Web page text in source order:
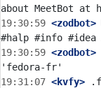
19:30:59 <zodbot>
19:30:59 <zodbot>
19:31:07 <kvfy>